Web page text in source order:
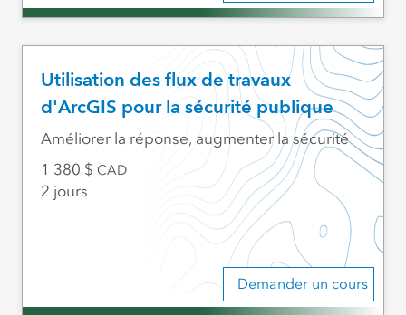
Utilisation des flux de travaux
d'ArcGIS pour la sécurité publique
Demander un cours
Améliorer la réponse, augmenter la sécurité
1 380
CAD
2 jours